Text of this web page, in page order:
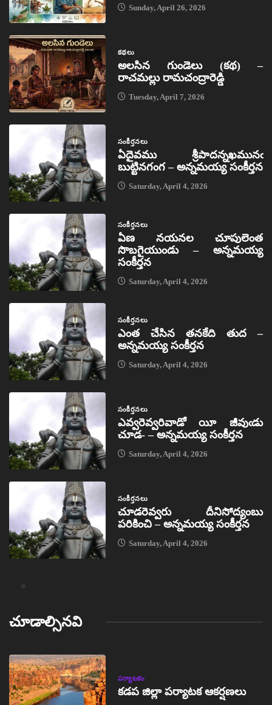
Sunday, April 26, 2026
కథలు
అలసిన గుండెలు (కథ) –
రాచమల్లు రామచంద్రారెడ్డి
Tuesday, April 7, 2026
సంకీర్తనలు
ఏదైవము శ్రీపాదన్నఖమునఁ
బుట్టినగంగ – అన్నమయ్య సంకీర్తన
Saturday, April 4, 2026
సంకీర్తనలు
ఏణ నయనల చూపులెంత
సొబగైయుండు – అన్నమయ్య
సంకీర్తన
Saturday, April 4, 2026
సంకీర్తనలు
ఎంత చేసిన తనకేది తుద –
అన్నమయ్య సంకీర్తన
Saturday, April 4, 2026
సంకీర్తనలు
ఎవ్వరెవ్వరివాడో యీ జీవుఁడు
చూడ- – అన్నమయ్య సంకీర్తన
Saturday, April 4, 2026
సంకీర్తనలు
చూడరెవ్వరు దీనిసోద్యంబు
పరికించి – అన్నమయ్య సంకీర్తన
Saturday, April 4, 2026
చూడాల్సినవి
పర్యాటకం
కడప జిల్లా పర్యాటక ఆకర్షణలు